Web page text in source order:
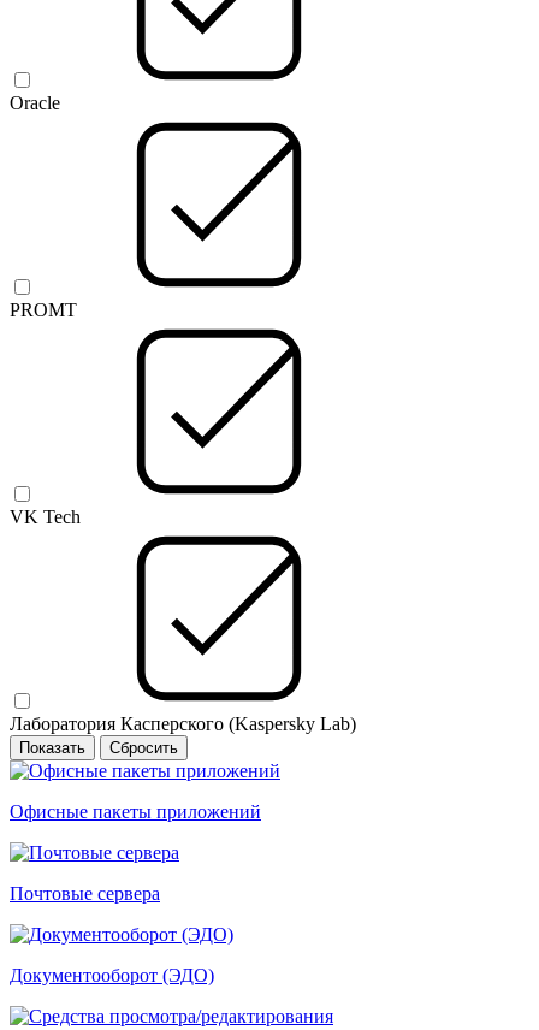
Oracle
PROMT
VK Tech
Лаборатория Касперского (Kaspersky Lab)
Офисные пакеты приложений
Почтовые сервера
Документооборот (ЭДО)